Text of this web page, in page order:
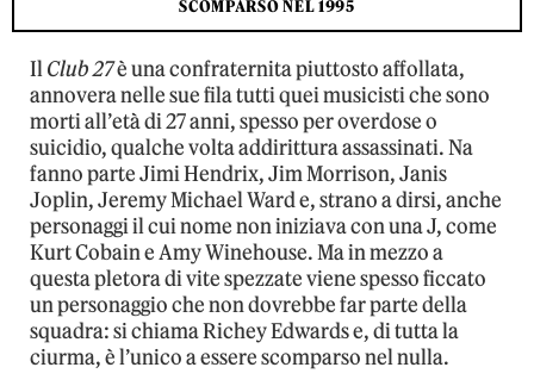
SCOMPARSO NEL 1995
IlClub 27è una confraternita piuttosto affollata,
annovera nelle sue fila tutti quei musicisti che sono
morti all’età di 27 anni, spesso per overdose o
suicidio, qualche volta addirittura assassinati. Na
fanno parte Jimi Hendrix, Jim Morrison, Janis
Joplin, Jeremy Michael Ward e, strano a dirsi, anche
personaggi il cui nome non iniziava con una J, come
Kurt Cobain e Amy Winehouse. Ma in mezzo a
questa pletora di vite spezzate viene spesso ficcato
un personaggio che non dovrebbe far parte della
squadra: si chiama Richey Edwards e, di tutta la
ciurma, è l’unico a essere scomparso nel nulla.